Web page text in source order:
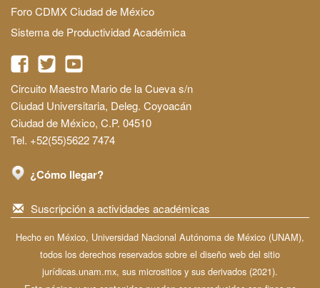
Foro CDMX Ciudad de México
Sistema de Productividad Académica
Circuito Maestro Mario de la Cueva s/n
Ciudad Universitaria, Deleg. Coyoacán
Ciudad de México, C.P. 04510
Tel. +52(55)5622 7474
¿Cómo llegar?
Suscripción a actividades académicas
Hecho en México, Universidad Nacional Autónoma de México (UNAM),
todos los derechos reservados sobre el diseño web del sitio
jurídicas.unam.mx, sus micrositios y sus derivados (2021).